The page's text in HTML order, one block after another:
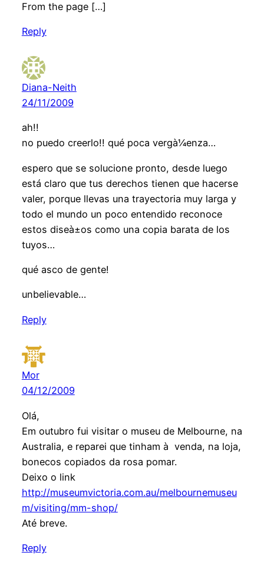
From the page […]
Reply
Diana-Neith
24/11/2009
ah!!
no puedo creerlo!! qué poca vergà¼enza…
espero que se solucione pronto, desde luego
está claro que tus derechos tienen que hacerse
valer, porque llevas una trayectoria muy larga y
todo el mundo un poco entendido reconoce
estos diseà±os como una copia barata de los
tuyos…
qué asco de gente!
unbelievable…
Reply
Mor
04/12/2009
Olá,
Em outubro fui visitar o museu de Melbourne, na
Australia, e reparei que tinham à venda, na loja,
bonecos copiados da rosa pomar.
Deixo o link
http://museumvictoria.com.au/melbournemuseu
m/visiting/mm-shop/
Até breve.
Reply